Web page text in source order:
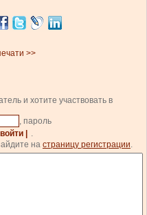
>>
и хотите участвовать в
, пароль
| войти |
.
на страницу регистрации.